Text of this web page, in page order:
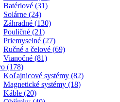
Batériové (31)
Solárne (24)
Záhradné (130)
Pouličné (21)
Priemyselné (27)
Ručné a čelové (69)
Vianočné (81)
(178)
Koľajnicové systémy (82)
Magnetické systémy (18)
Káble (20)